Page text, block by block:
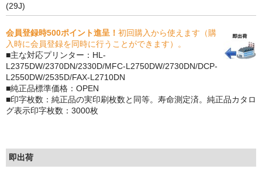
トナー・ドラム交換・修理
プリンタ補償
貴社都合返品
動画で分かる
購入ガイド
トナー再生の流れ
(29J)
会員登録時500ポイント進呈！ 初回購入から使えます（購
入時に会員登録を同時に行うことができます）。
■主な対応プリンター：HL-
L2375DW/2370DN/2330D/MFC-L2750DW/2730DN/DCP-
L2550DW/2535D/FAX-L2710DN
■純正品標準価格：OPEN
■印字枚数：純正品の実印刷枚数と同等。寿命測定済。純正品カタロ
グ表示印字枚数：3000枚
即出荷